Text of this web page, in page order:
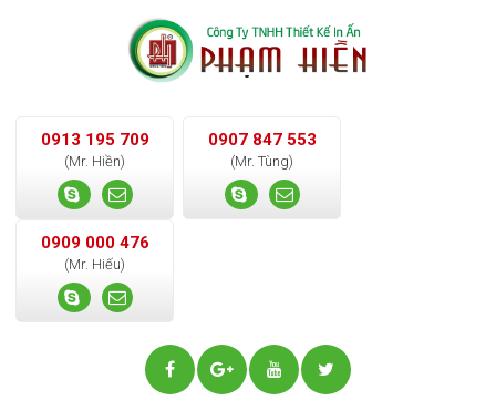
0913 195 709
(Mr. Hiền)
0907 847 553
(Mr. Tùng)
0909 000 476
(Mr. Hiếu)